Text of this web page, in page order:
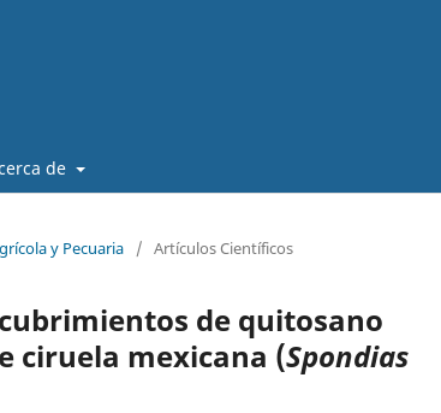
de
y Pecuaria / Artículos Científicos
de quitosano
ciruela mexicana (Spondias